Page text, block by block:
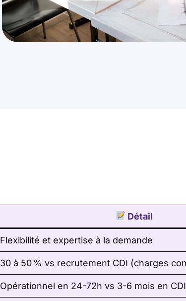
Détail
Flexibilité et expertise à la demande
30 à 50 % vs recrutement CDI (charges
Opérationnel en 24-72h vs 3-6 mois en CDI